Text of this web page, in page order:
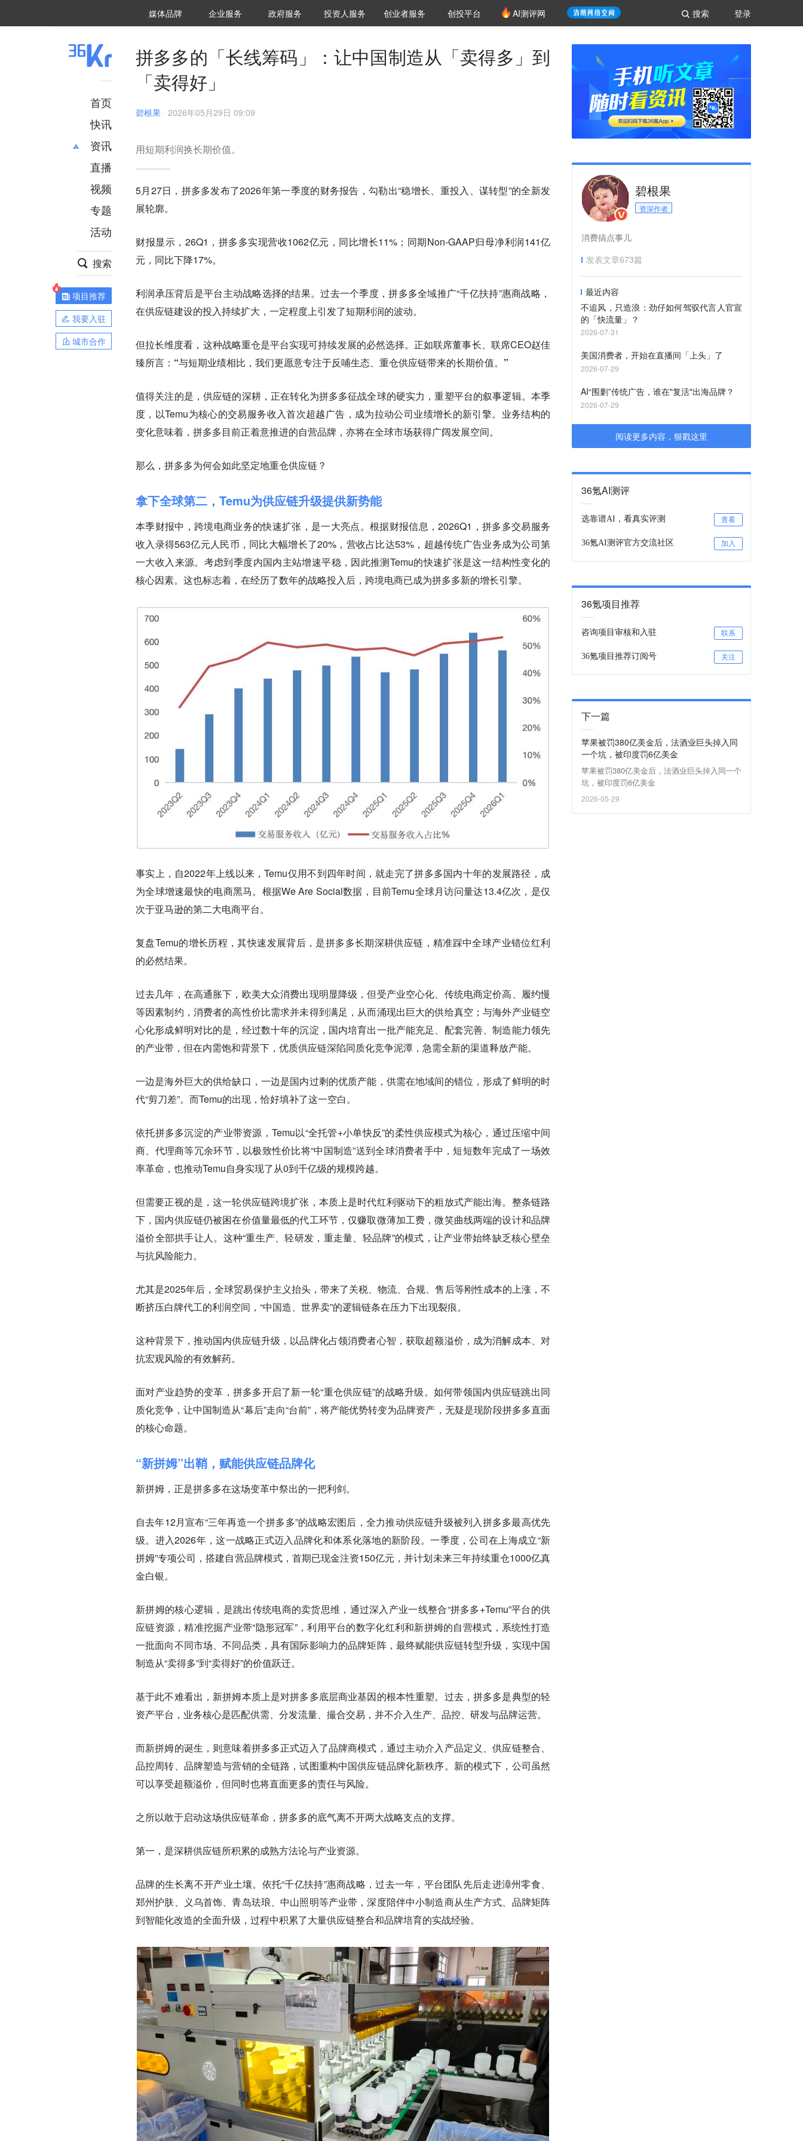
登录
搜索
媒体品牌 36Kr研究院
企业服务 城市之窗
政府服务 VClub投资机构库
投资机构职位推介
投资人服务 创投氪堂
创业者服务 创投平台 AI测评网
首页
快讯
资讯
推荐
财经
项目推荐
安徽
直播
视频
专题
活动
搜索
项目推荐
我要入驻
城市合作
拼多多的「长线筹码」：让中国制造从「卖得多」到
「卖得好」
碧根果 · 2026年05月29日 09:09
用短期利润换长期价值。
5月27日，拼多多发布了2026年第一季度的财务报告，勾勒出“稳增长、重投入、谋转型”的全新发
展轮廓。
财报显示，26Q1，拼多多实现营收1062亿元，同比增长11%；同期Non-GAAP归母净利润141亿
元，同比下降17%。
利润承压背后是平台主动战略选择的结果。过去一个季度，拼多多全域推广“千亿扶持”惠商战略，
在供应链建设的投入持续扩大，一定程度上引发了短期利润的波动。
但拉长维度看，这种战略重仓是平台实现可持续发展的必然选择。正如联席董事长、联席CEO赵佳
臻所言： “与短期业绩相比，我们更愿意专注于反哺生态、重仓供应链带来的长期价值。”
值得关注的是，供应链的深耕，正在转化为拼多多征战全球的硬实力，重塑平台的叙事逻辑。本季
度，以Temu为核心的交易服务收入首次超越广告，成为拉动公司业绩增长的新引擎。业务结构的
变化意味着，拼多多目前正着意推进的自营品牌，亦将在全球市场获得广阔发展空间。
那么，拼多多为何会如此坚定地重仓供应链？
拿下全球第二，Temu为供应链升级提供新势能
本季财报中，跨境电商业务的快速扩张，是一大亮点。根据财报信息，2026Q1，拼多多交易服务
收入录得563亿元人民币，同比大幅增长了20%，营收占比达53%，超越传统广告业务成为公司第
一大收入来源。考虑到季度内国内主站增速平稳，因此推测Temu的快速扩张是这一结构性变化的
核心因素。这也标志着，在经历了数年的战略投入后，跨境电商已成为拼多多新的增长引擎。
事实上，自2022年上线以来，Temu仅用不到四年时间，就走完了拼多多国内十年的发展路径，成
为全球增速最快的电商黑马。根据We Are Social数据，目前Temu全球月访问量达13.4亿次，是仅
次于亚马逊的第二大电商平台。
复盘Temu的增长历程，其快速发展背后，是拼多多长期深耕供应链，精准踩中全球产业错位红利
的必然结果。
过去几年，在高通胀下，欧美大众消费出现明显降级，但受产业空心化、传统电商定价高、履约慢
等因素制约，消费者的高性价比需求并未得到满足，从而涌现出巨大的供给真空；与海外产业链空
心化形成鲜明对比的是，经过数十年的沉淀，国内培育出一批产能充足、配套完善、制造能力领先
的产业带，但在内需饱和背景下，优质供应链深陷同质化竞争泥潭，急需全新的渠道释放产能。
一边是海外巨大的供给缺口，一边是国内过剩的优质产能，供需在地域间的错位，形成了鲜明的时
代“剪刀差”。而Temu的出现，恰好填补了这一空白。
依托拼多多沉淀的产业带资源，Temu以“全托管+小单快反”的柔性供应模式为核心，通过压缩中间
商、代理商等冗余环节，以极致性价比将“中国制造”送到全球消费者手中，短短数年完成了一场效
率革命，也推动Temu自身实现了从0到千亿级的规模跨越。
但需要正视的是，这一轮供应链跨境扩张，本质上是时代红利驱动下的粗放式产能出海。整条链路
下，国内供应链仍被困在价值量最低的代工环节，仅赚取微薄加工费，微笑曲线两端的设计和品牌
溢价全部拱手让人。这种“重生产、轻研发，重走量、轻品牌”的模式，让产业带始终缺乏核心壁垒
与抗风险能力。
尤其是2025年后，全球贸易保护主义抬头，带来了关税、物流、合规、售后等刚性成本的上涨，不
断挤压白牌代工的利润空间，“中国造、世界卖”的逻辑链条在压力下出现裂痕。
这种背景下，推动国内供应链升级，以品牌化占领消费者心智，获取超额溢价，成为消解成本、对
抗宏观风险的有效解药。
面对产业趋势的变革，拼多多开启了新一轮“重仓供应链”的战略升级。如何带领国内供应链跳出同
质化竞争，让中国制造从“幕后”走向“台前”，将产能优势转变为品牌资产，无疑是现阶段拼多多直面
的核心命题。
“新拼姆”出鞘，赋能供应链品牌化
新拼姆，正是拼多多在这场变革中祭出的一把利剑。
自去年12月宣布“三年再造一个拼多多”的战略宏图后，全力推动供应链升级被列入拼多多最高优先
级。进入2026年，这一战略正式迈入品牌化和体系化落地的新阶段。一季度，公司在上海成立“新
拼姆”专项公司，搭建自营品牌模式，首期已现金注资150亿元，并计划未来三年持续重仓1000亿真
金白银。
新拼姆的核心逻辑，是跳出传统电商的卖货思维，通过深入产业一线整合“拼多多+Temu”平台的供
应链资源，精准挖掘产业带“隐形冠军”，利用平台的数字化红利和新拼姆的自营模式，系统性打造
一批面向不同市场、不同品类，具有国际影响力的品牌矩阵，最终赋能供应链转型升级，实现中国
制造从“卖得多”到“卖得好”的价值跃迁。
基于此不难看出，新拼姆本质上是对拼多多底层商业基因的根本性重塑。过去，拼多多是典型的轻
资产平台，业务核心是匹配供需、分发流量、撮合交易，并不介入生产、品控、研发与品牌运营。
而新拼姆的诞生，则意味着拼多多正式迈入了品牌商模式，通过主动介入产品定义、供应链整合、
品控周转、品牌塑造与营销的全链路，试图重构中国供应链品牌化新秩序。新的模式下，公司虽然
可以享受超额溢价，但同时也将直面更多的责任与风险。
之所以敢于启动这场供应链革命，拼多多的底气离不开两大战略支点的支撑。
第一，是深耕供应链所积累的成熟方法论与产业资源。
品牌的生长离不开产业土壤。依托“千亿扶持”惠商战略，过去一年，平台团队先后走进漳州零食、
郑州护肤、义乌首饰、青岛珐琅、中山照明等产业带，深度陪伴中小制造商从生产方式、品牌矩阵
到智能化改造的全面升级，过程中积累了大量供应链整合和品牌培育的实战经验。
碧根果
资深作者
消费搞点事儿
发表文章673篇
最近内容
不追风，只造浪：劲仔如何驾驭代言人官宣
的「快流量」？
2026-07-31
美国消费者，开始在直播间「上头」了
2026-07-29
AI“围剿”传统广告，谁在"复活"出海品牌？
2026-07-29
阅读更多内容，狠戳这里
36氪AI测评
选靠谱AI，看真实评测 查看
36氪AI测评官方交流社区 加入
36氪项目推荐
咨询项目审核和入驻 联系
36氪项目推荐订阅号 关注
下一篇
苹果被罚380亿美金后，法酒业巨头掉入同
一个坑，被印度罚6亿美金
苹果被罚380亿美金后，法酒业巨头掉入同一个
坑，被印度罚6亿美金
2026-05-29